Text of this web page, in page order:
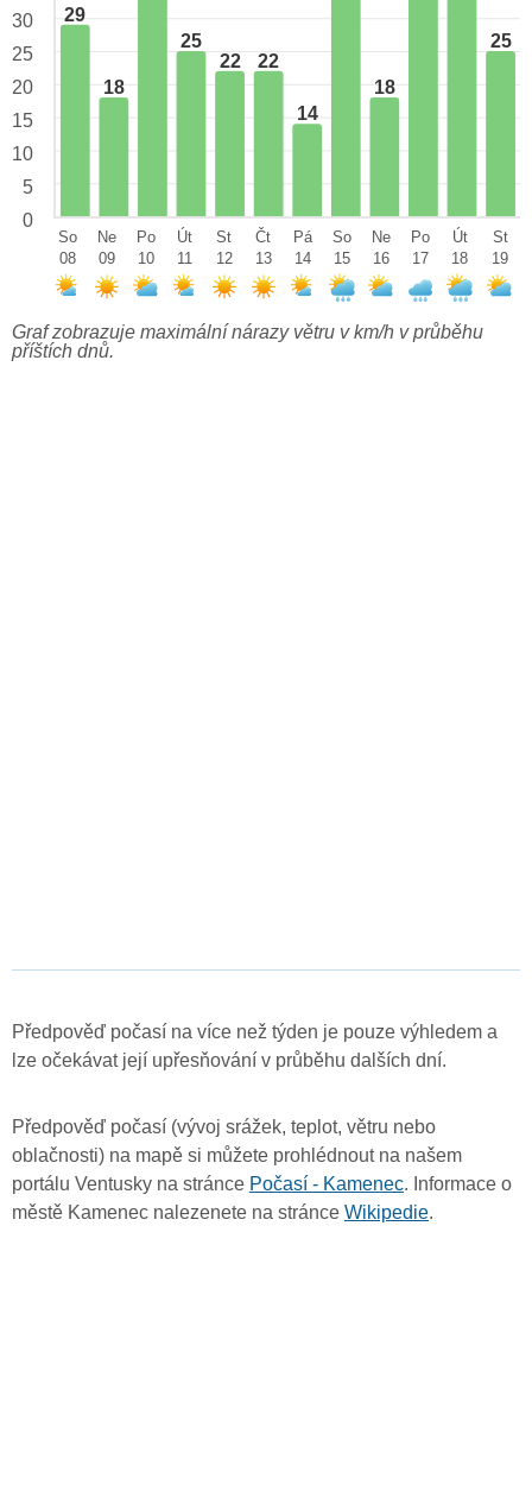
29
18
25
22 22
14
18
25
30
25
20
15
10
5
0
So
08
Ne
09
Po
10
Út
11
St
12
Čt
13
Pá
14
So
15
Ne
16
Po
17
Út
18
St
19
Graf zobrazuje maximální nárazy větru v km/h v průběhu
příštích dnů.
Předpověď počasí na více než týden je pouze výhledem a
lze očekávat její upřesňování v průběhu dalších dní.
Předpověď počasí (vývoj srážek, teplot, větru nebo
oblačnosti) na mapě si můžete prohlédnout na našem
portálu Ventusky na stránce Počasí - Kamenec. Informace o
městě Kamenec nalezenete na stránce Wikipedie.